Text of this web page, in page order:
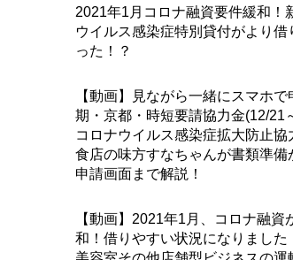
2021年1月コロナ融資要件緩和！
ウイルス感染症特別貸付がより借
った！？
【動画】見ながら一緒にスマホで
期・京都・時短要請協力金(12/21
コロナウイルス感染症拡大防止協
食店の味方すなちゃんが書類準備
申請画面まで解説！
【動画】2021年1月、コロナ融資
和！借りやすい状況になりました